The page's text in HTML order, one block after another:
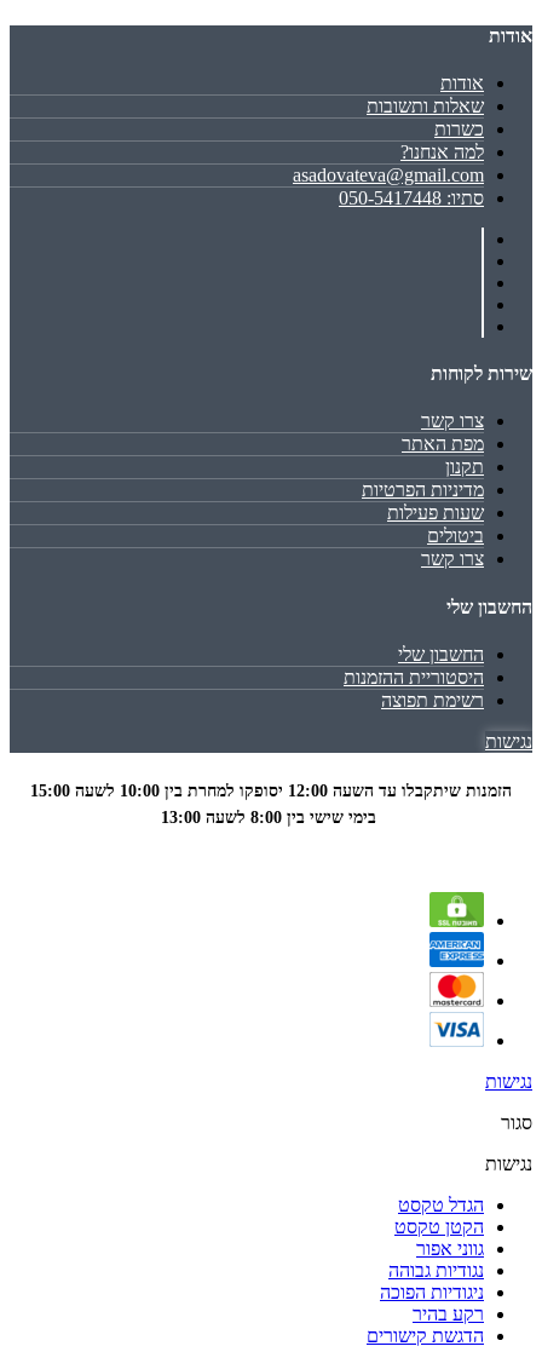
אודות
אודות
שאלות ותשובות
כשרות
למה אנחנו?
asadovateva@gmail.com
סתיו: 050-5417448
שירות לקוחות
צרו קשר
מפת האתר
תקנון
מדיניות הפרטיות
שעות פעילות
ביטולים
צרו קשר
החשבון שלי
החשבון שלי
היסטוריית ההזמנות
רשימת תפוצה
נגישות
הזמנות שיתקבלו עד השעה 12:00 יסופקו למחרת בין 10:00 לשעה
15:00
נגישות
סגור
נגישות
הגדל טקסט
הקטן טקסט
גווני אפור
נגודיות גבוהה
ניגודיות הפוכה
רקע בהיר
הדגשת קישורים